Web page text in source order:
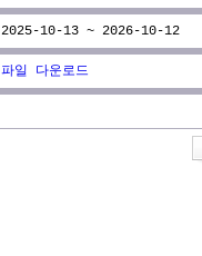
2025-10-13 ~ 2026-10-12
파일 다운로드